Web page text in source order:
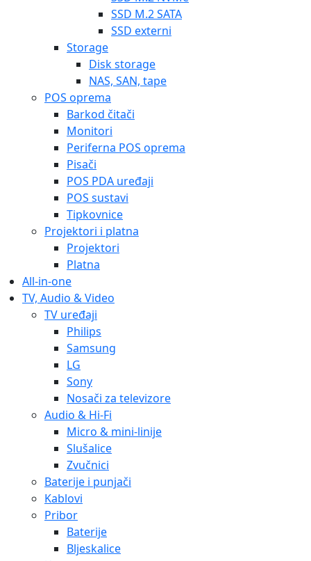
SSD M.2 SATA
SSD externi
Storage
Disk storage
NAS, SAN, tape
POS oprema
Barkod čitači
Monitori
Periferna POS oprema
Pisači
POS PDA uređaji
POS sustavi
Tipkovnice
Projektori i platna
Projektori
Platna
All-in-one
TV, Audio & Video
TV uređaji
Philips
Samsung
LG
Sony
Nosači za televizore
Audio & Hi-Fi
Micro & mini-linije
Slušalice
Zvučnici
Baterije i punjači
Kablovi
Pribor
Baterije
Bljeskalice